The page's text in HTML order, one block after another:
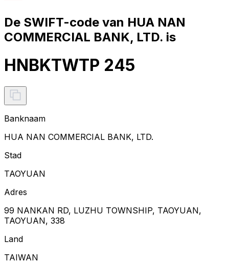
De SWIFT-code van HUA NAN
COMMERCIAL BANK, LTD. is
HNBKTWTP 245
Banknaam
HUA NAN COMMERCIAL BANK, LTD.
Stad
TAOYUAN
Adres
99 NANKAN RD, LUZHU TOWNSHIP, TAOYUAN,
TAOYUAN, 338
Land
TAIWAN